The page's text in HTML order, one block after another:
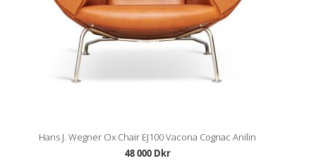
Hans J. Wegner Ox Chair EJ100 Vacona Cognac Anilin
48 000 Dkr